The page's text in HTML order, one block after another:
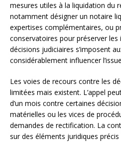
mesures utiles à la liquidation du
notamment désigner un notaire
expertises complémentaires, ou
conservatoires pour préserver les
décisions judiciaires s’imposent
considérablement influencer
Les voies de recours contre les
limitées mais existent. L’appel
d’un mois contre certaines
matérielles ou les vices de
demandes de rectification. La
sur des éléments juridiques